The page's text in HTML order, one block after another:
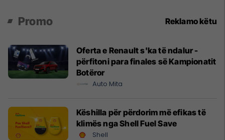
Promo Reklamo këtu
Oferta e Renault s'ka të ndalur -
përfitoni para finales së Kampionatit
Botëror
Auto Mita
Këshilla për përdorim më efikas të
klimës nga Shell Fuel Save
Shell